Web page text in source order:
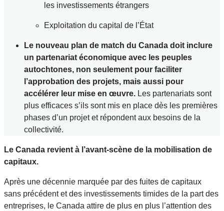
les investissements étrangers
Exploitation du capital de l’État
Le nouveau plan de match du Canada doit inclure
un partenariat économique avec les peuples
autochtones, non seulement pour faciliter
l’approbation des projets, mais aussi pour
accélérer leur mise en œuvre. Les partenariats sont
plus efficaces s’ils sont mis en place dès les premières
phases d’un projet et répondent aux besoins de la
collectivité.
Le Canada revient à l’avant-scène de la mobilisation de
capitaux.
Après une décennie marquée par des fuites de capitaux
sans précédent et des investissements timides de la part des
entreprises, le Canada attire de plus en plus l’attention des